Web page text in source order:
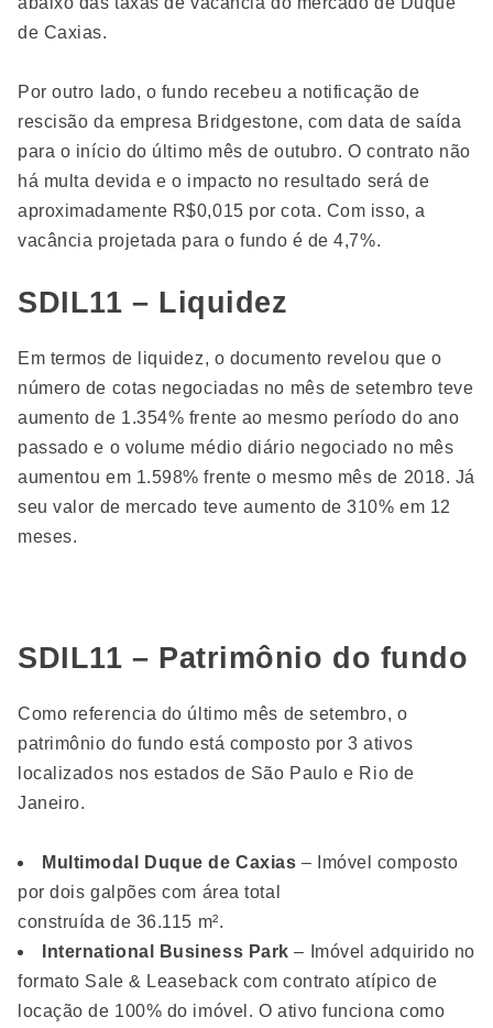
de Caxias.
Por outro lado, o fundo recebeu a notificação de
rescisão da empresa Bridgestone, com data de saída
para o início do último mês de outubro. O contrato não
há multa devida e o impacto no resultado será de
aproximadamente R$0,015 por cota. Com isso, a
vacância projetada para o fundo é de 4,7%.
SDIL11 – Liquidez
Em termos de liquidez, o documento revelou que o
número de cotas negociadas no mês de setembro teve
aumento de 1.354% frente ao mesmo período do ano
passado e o volume médio diário negociado no mês
aumentou em 1.598% frente o mesmo mês de 2018. Já
seu valor de mercado teve aumento de 310% em 12
meses.
SDIL11 – Patrimônio do fundo
Como referencia do último mês de setembro, o
patrimônio do fundo está composto por 3 ativos
localizados nos estados de São Paulo e Rio de
Janeiro.
Multimodal Duque de Caxias – Imóvel composto
por dois galpões com área total
construída de 36.115 m².
International Business Park – Imóvel adquirido no
formato Sale & Leaseback com contrato atípico de
locação de 100% do imóvel. O ativo funciona como